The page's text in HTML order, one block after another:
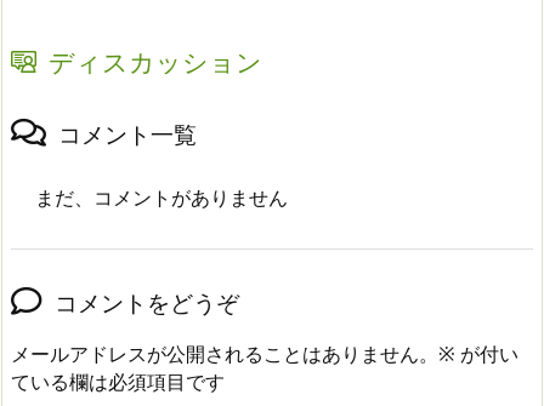
ディスカッション
コメント一覧
まだ、コメントがありません
コメントをどうぞ
メールアドレスが公開されることはありません。 ※ が付い
ている欄は必須項目です